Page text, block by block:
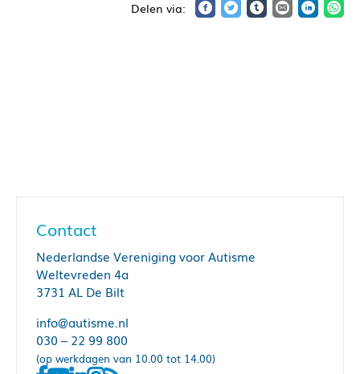
Contact
Nederlandse Vereniging voor Autisme
Weltevreden 4a
3731 AL De Bilt
info@autisme.nl
030 – 22 99 800
(op werkdagen van 10.00 tot 14.00)